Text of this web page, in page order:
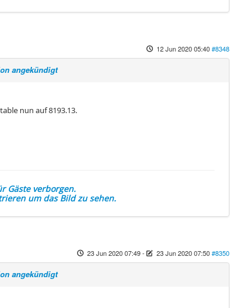
12 Jun 2020 05:40 #8348
angekündigt
nun auf 8193.13.
Gäste verborgen.
um das Bild zu sehen.
23 Jun 2020 07:49- 23 Jun 2020 07:50 #8350
angekündigt